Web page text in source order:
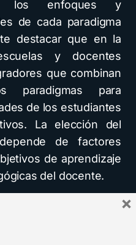
los enfoques y
de cada paradigma
destacar que en la
y docentes
que combinan
paradigmas para
de los estudiantes
La elección del
de factores
de aprendizaje
del docente.
×